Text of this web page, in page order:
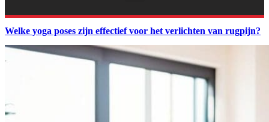
Welke yoga poses zijn effectief voor het verlichten van rugpijn?